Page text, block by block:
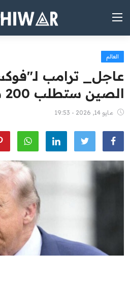
الصفحة الرئيسية
العراق
الشرق الأوسط
العالم
المقالات
الاقتصاد
العالم
عاجل_ ‏ترامب
الصين ستطلب 200 طائرة بوينغ
مايو 14, 2026 - 19:53